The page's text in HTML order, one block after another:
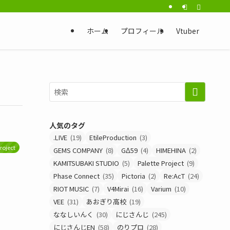
ホーム プロフィール Vtuber
人気のタグ
.LIVE (19) EtileProduction (3)
GEMS COMPANY (8) GΔ59 (4) HIMEHINA (2)
KAMITSUBAKI STUDIO (5) Palette Project (9)
Phase Connect (35) Pictoria (2) Re:AcT (24)
RIOT MUSIC (7) V4Mirai (16) Varium (10)
VEE (31) あおぎり高校 (19)
ななしいんく (30) にじさんじ (245)
にじさんじEN (58) のりプロ (28)